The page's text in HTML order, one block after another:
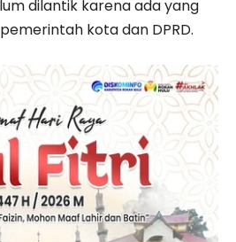
dilantik karena ada yang
kota dan DPRD.